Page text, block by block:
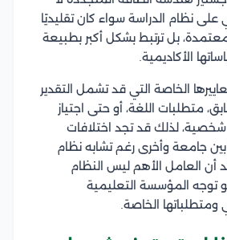
نظام الدراسة سواء كان تقليديًا
بل ترتبط بشكل أكبر بطبيعة
الأكاديمية.
الخاصة التي قد تشمل التقدير
متطلبات اللغة، أو حتى اجتياز
شخصية، لذلك قد تجد اختلافات
جامعة وأخرى رغم تشابه نظام
أن العامل الأهم ليس النظام
توجه المؤسسة التعليمية
ومتطلباتها الخاصة.